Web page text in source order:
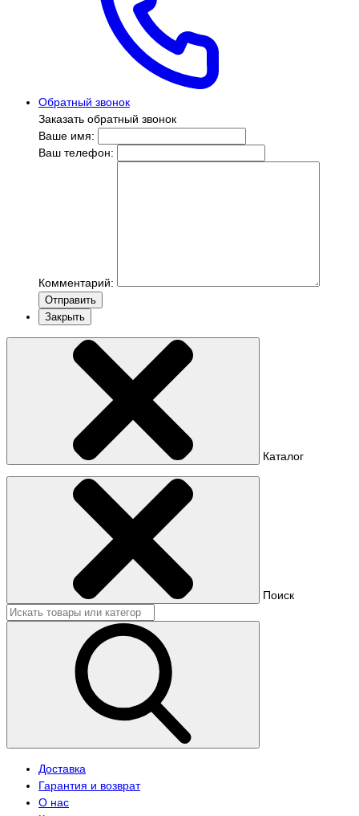
Обратный звонок
Заказать обратный звонок
Ваше имя:
Ваш телефон:
Комментарий:
Отправить
Закрыть
Каталог
Поиск
Доставка
Гарантия и возврат
О нас